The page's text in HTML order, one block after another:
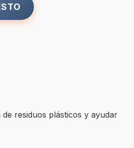
residuos plásticos y ayudar